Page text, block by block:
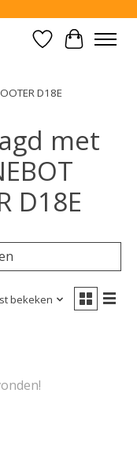
Verlanglijst
D18E
met
D18E
bekeken